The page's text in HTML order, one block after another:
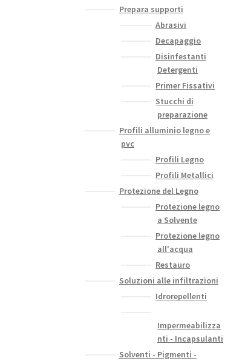
Prepara supporti
Abrasivi
Decapaggio
Disinfestanti
Detergenti
Primer Fissativi
Stucchi di
preparazione
Profili alluminio legno e
pvc
Profili Legno
Profili Metallici
Protezione del Legno
Protezione legno
a Solvente
Protezione legno
all'acqua
Restauro
Soluzioni alle infiltrazioni
Idrorepellenti
Impermeabilizza
nti - Incapsulanti
Solventi - Pigmenti -